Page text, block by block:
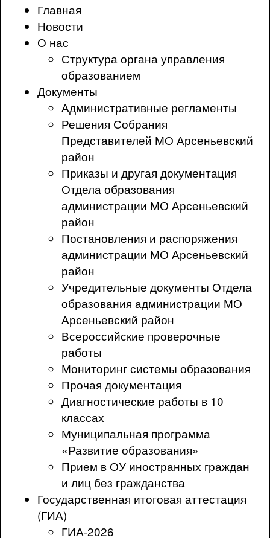
Главная
Новости
О нас
Структура органа управления
образованием
Документы
Административные регламенты
Решения Собрания
Представителей МО Арсеньевский
район
Приказы и другая документация
Отдела образования
администрации МО Арсеньевский
район
Постановления и распоряжения
администрации МО Арсеньевский
район
Учредительные документы Отдела
образования администрации МО
Арсеньевский район
Всероссийские проверочные
работы
Мониторинг системы образования
Прочая документация
Диагностические работы в 10
классах
Муниципальная программа
«Развитие образования»
Прием в ОУ иностранных граждан
и лиц без гражданства
Государственная итоговая аттестация
(ГИА)
ГИА-2026